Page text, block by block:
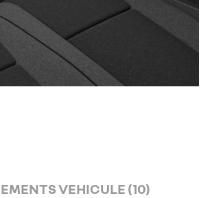
VEHICULE (10)